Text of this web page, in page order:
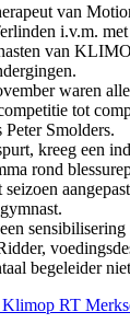
van
i.v.m.
van
waren
tot
Smolders.
kreeg een
rond
begeleider
Klimop RT